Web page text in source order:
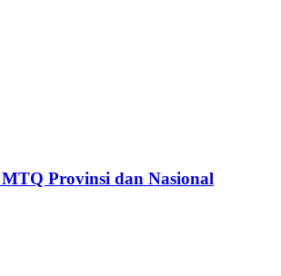
Provinsi dan Nasional